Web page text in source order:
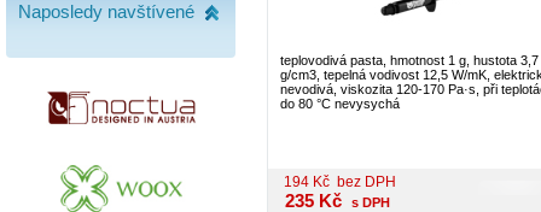
teplovodivá pasta, hmotnost 1 g, hustota 3,7
g/cm3, tepelná vodivost 12,5 W/mK,
nevodivá, viskozita 120-170 Pa·s, při
do 80 °C nevysychá
194 Kč bez DPH
235 Kč s DPH
Naposledy navštívené